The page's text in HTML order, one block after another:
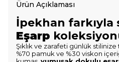
Ürün Açıklaması
İpekhan farkıyla
Eşarp
Şıklık ve zarafeti günlük stilinize
%70 pamuk ve %30 viskon